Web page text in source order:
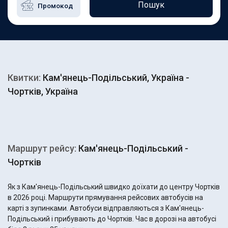
Пошук
Квитки: Кам'янець-Подільський, Україна -
Чортків, Україна
Маршрут рейсу: Кам'янець-Подільський -
Чортків
Як з Кам'янець-Подільський швидко доїхати до центру Чортків
в 2026 році. Маршрути прямування рейсових автобусів на
карті з зупинками. Автобуси відправляються з Кам'янець-
Подільський і прибувають до Чортків. Час в дорозі на автобусі